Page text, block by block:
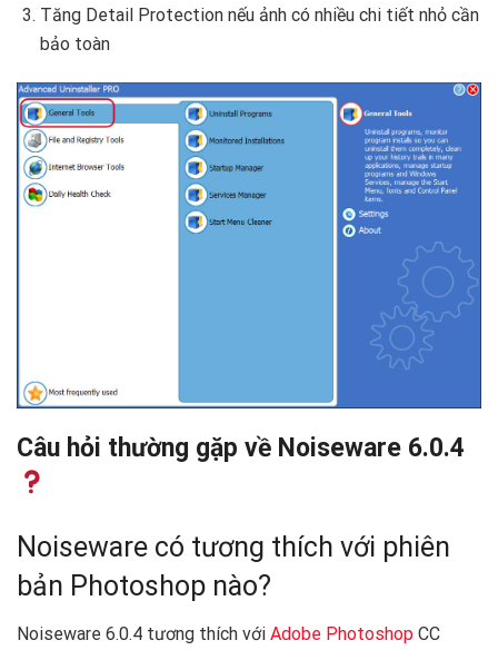
Tăng Detail Protection nếu ảnh có nhiều chi tiết nhỏ cần
bảo toàn
Câu hỏi thường gặp về Noiseware 6.0.4
Noiseware có tương thích với phiên
bản Photoshop nào?
Noiseware 6.0.4 tương thích với Adobe Photoshop CC